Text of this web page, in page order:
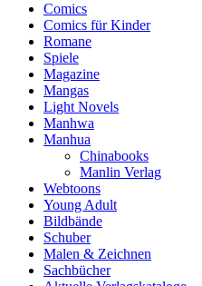
Comics
Comics für Kinder
Romane
Spiele
Magazine
Mangas
Light Novels
Manhwa
Manhua
Chinabooks
Manlin Verlag
Webtoons
Young Adult
Bildbände
Schuber
Malen & Zeichnen
Sachbücher